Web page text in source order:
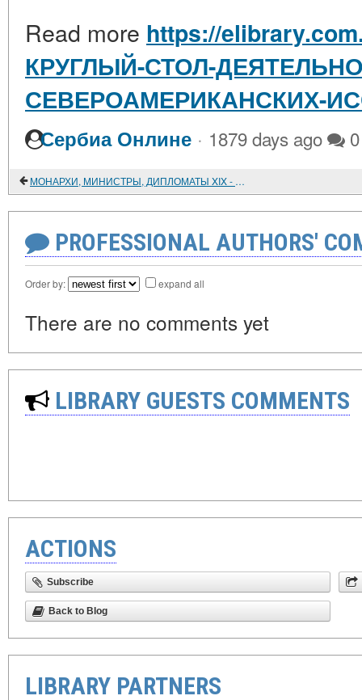
Read more https://
КРУГЛЫЙ-СТОЛ-
СЕВЕРОАМЕРИКАНСКИХ-
Сербиа Онлине · 1879 days ago 0
МОНАРХИ, МИНИСТРЫ, ДИПЛОМАТЫ XIX - НАЧАЛА XX века. Политические портреты, выполненные профессором Санкт-Петербургского университета К. Б. ВИНОГРАДОВЫМ и его учениками
PROFESSIONAL AUTHORS'
Order by: expand all
There are no comments yet
LIBRARY GUESTS COMMENTS
ACTIONS
Subscribe
Back to Blog
LIBRARY PARTNERS